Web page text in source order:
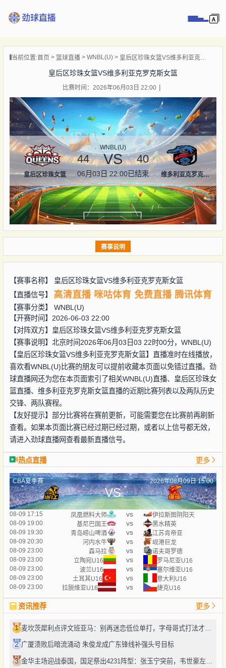
播
闻
当前位置:首页 篮球直播 WNBL(U) 皇后区珍珠女篮VS维多利亚克罗克斯女篮
皇后区珍珠女篮VS维多利亚克罗克斯女篮
比赛时间：2026年06月03日 22:00
皇后区珍珠女篮
WNBL(U)
44 VS 40
06月03日 22:00已结束 维多利亚克罗克斯女篮
赛事说明
【赛事名称】 皇后区珍珠女篮VS维多利亚克罗克斯女篮
【直播信号】
高清直播 咪咕体育 免费直播 腾讯体育
【赛事分类】 WNBL(U)
【开赛时间】2026-06-03 22:00
【对阵双方】 皇后区珍珠女篮VS维多利亚克罗克斯女篮
【赛事说明】北京时间2026年06月03日03 22时00分，WNBL(U)
【皇后区珍珠女篮VS维多利亚克罗克斯女篮】直播准时在线播放，
喜欢看WNBL(U)比赛的朋友可以提前收藏本页面以免错过直播。劲
球直播网还为您在本页面索引了相关WNBL(U)直播、皇后区珍珠女
篮直播、维多利亚克罗克斯女篮直播的近期比赛列表以及两队历史
交锋、两队赛程。
【友好提示】部分比赛将在赛前更新，可能需要您在比赛前再刷新
查看。如果本页面比赛已经过期已经过期，或者以上信号都无效，
请进入劲球直播网查看最新直播信号。
热点直播 更多
CBA夏季赛 2026年08月09日 15:00
VS
08-09 17:15 凤凰燃料大师 vs
伊拉斯图阴阳天
08-09 19:00
基尼巴国王 vs
黑水精英
08-09 19:30
青岛崂山啤酒 vs
江苏肯帝亚
08-09 20:30
河内水牛 vs
岘港巨龙
08-09 23:00
森马拉 vs
诺夫哥罗德
08-09 23:00
立陶宛U16 vs
罗马尼亚U16
08-09 23:00
波兰U16 vs
塞尔维亚U16
08-09 23:00
土耳其U16 vs
意大利U16
08-09 23:00
拉脱维亚U16 vs 捷克U16
资讯推荐 更多
1 麦坎茨犀利点评文班亚马：别再迷恋低位单打，字母哥式打法才是未来
2 广厦溃败后暗流涌动 朱俊龙成广东锋线补强头号目标
3 金华主场迎战泰国，国足祭出4231阵型：张玉宁突前，韦世豪左路驰骋